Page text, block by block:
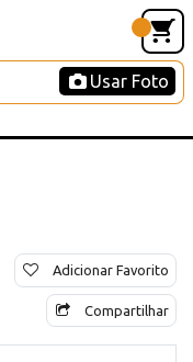
Usar Foto
Adicionar Favorito
Compartilhar